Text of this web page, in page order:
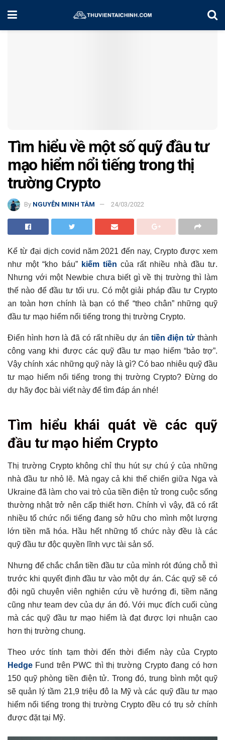
Home
Tìm hiểu về một số quỹ đầu tư
mạo hiểm nổi tiếng trong thị
trường Crypto
By NGUYỄN MINH TÂM 24/03/2022
Kể từ đại dịch covid năm 2021 đến nay, Crypto được xem
như một “kho báu” kiếm tiền của rất nhiều nhà đầu tư.
Nhưng với một Newbie chưa biết gì về thị trường thì làm
thế nào để đầu tư tối ưu. Có một giải pháp đầu tư Crypto
an toàn hơn chính là bạn có thể “theo chân” những quỹ
đầu tư mạo hiểm nổi tiếng trong thị trường Crypto.
Điển hình hơn là đã có rất nhiều dự án tiền điện tử thành
công vang khi được các quỹ đầu tư mạo hiểm “bảo trợ”.
Vậy chính xác những quỹ này là gì? Có bao nhiêu quỹ đầu
tư mạo hiểm nổi tiếng trong thị trường Crypto? Đừng do
dự hãy đọc bài viết này để tìm đáp án nhé!
Tổng hợp bài viết
Tìm hiểu khái quát về các quỹ đầu tư mạo hiểm Crypto
Một số quỹ đầu tư mạo hiểm nổi tiếng trong thị trường
Polychain Capital
Có thể bạn chưa biết
Tìm hiểu khái quát về các quỹ
đầu tư mạo hiểm Crypto
Thị trường Crypto không chỉ thu hút sự chú ý của những
nhà đầu tư nhỏ lẽ. Mà ngay cả khi thế chiến giữa Nga và
Ukraine đã làm cho vai trò của tiền điện tử trong cuộc sống
thường nhật trở nên cấp thiết hơn. Chính vì vậy, đã có rất
nhiều tổ chức nổi tiếng đang sở hữu cho mình một lượng
lớn tiền mã hóa. Hầu hết những tổ chức này đều là các
quỹ đầu tư độc quyền lĩnh vực tài sản số.
Nhưng để chắc chắn tiền đầu tư của mình rót đúng chỗ thì
trước khi quyết định đầu tư vào một dự án. Các quỹ sẽ có
đội ngũ chuyên viên nghiên cứu về hướng đi, tiềm năng
cũng như team dev của dự án đó. Với mục đích cuối cùng
mà các quỹ đầu tư mạo hiểm là đạt được lợi nhuận cao
hơn thị trường chung.
Theo ước tính tạm thời đến thời điểm này của Crypto
Hedge Fund trên PWC thì thị trường Crypto đang có hơn
150 quỹ phòng tiền điện tử. Trong đó, trung bình một quỹ
sẽ quản lý tầm 21,9 triệu đô la Mỹ và các quỹ đầu tư mạo
hiểm nổi tiếng trong thị trường Crypto đều có trụ sở chính
được đặt tại Mỹ.